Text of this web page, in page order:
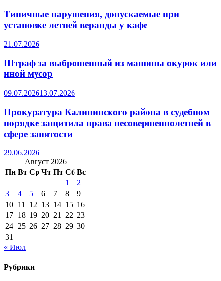
Типичные нарушения, допускаемые при
установке летней веранды у кафе
21.07.2026
Штраф за выброшенный из машины окурок или
иной мусор
09.07.202613.07.2026
Прокуратура Калининского района в судебном
порядке защитила права несовершеннолетней в
сфере занятости
29.06.2026
Август 2026
Пн Вт Ср Чт Пт Сб Вс
1
2
3
4 5 6 7 8
9
10 11 12 13 14 15 16
17 18 19 20 21 22 23
24 25 26 27 28 29 30
31
« Июл
Рубрики